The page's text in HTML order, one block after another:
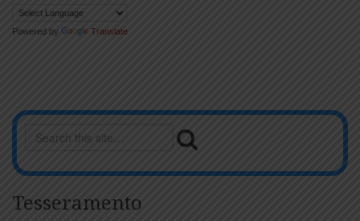
Powered by Translate
Tesseramento